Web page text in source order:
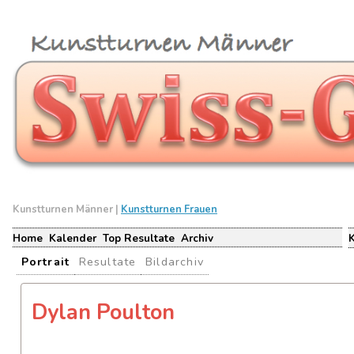
Kunstturnen Männer | Kunstturnen Frauen
Home Kalender Top Resultate Archiv
Portrait Resultate Bildarchiv
Dylan Poulton